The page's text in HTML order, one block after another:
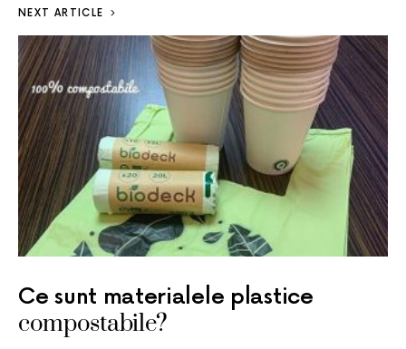
NEXT ARTICLE
Ce sunt materialele plastice
compostabile?